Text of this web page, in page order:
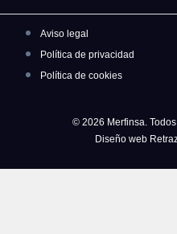
Aviso legal
Política de privacidad
Política de cookies
© 2026 Merfinsa.
Diseño web